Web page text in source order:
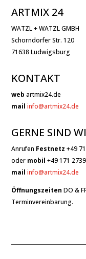
ARTMIX 24
WATZL + WATZL GMBH
Schorndorfer Str. 120
71638 Ludwigsburg
KONTAKT
web artmix24.de
mail info@artmix24.de
GERNE SIND
Anrufen Festnetz +49
oder mobil +49 171
mailinfo@artmix24.de
Öffnungszeiten DO &
Terminvereinbarung.